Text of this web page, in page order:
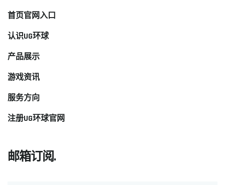
首页官网入口
认识UG环球
产品展示
游戏资讯
服务方向
注册UG环球官网
邮箱订阅.